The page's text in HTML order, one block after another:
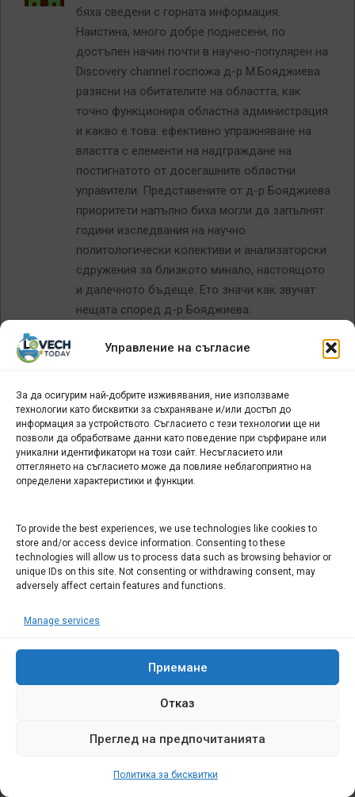
Управление на съгласие
За да осигурим най-добрите изживявания, ние използваме
технологии като бисквитки за съхраняване и/или достъп до
информация за устройството. Съгласието с тези технологии ще ни
позволи да обработваме данни като поведение при сърфиране или
уникални идентификатори на този сайт. Несъгласието или
оттеглянето на съгласието може да повлияе неблагоприятно на
определени характеристики и функции.
To provide the best experiences, we use technologies like cookies to
store and/or access device information. Consenting to these
technologies will allow us to process data such as browsing behavior or
unique IDs on this site. Not consenting or withdrawing consent, may
adversely affect certain features and functions.
Manage services
Приемане
Отказ
Преглед на предпочитанията
Политика за бисквитки
бяха сведени с горната информация.
Наистина, много добре поднесени, по
достъпен начин почти в научно-популярен на
Discovery channel госпожа д-р М.Бояджиева
разясни на обитателите на областта, как
точно функционира областна администрация
и какво е това: ефективно упражняване на
властта с елементи на надграждане на
постигнатото от досегашните областни
управители. Представените от д-р Бояджиева
приоритети напълно биха могли да запълнят
години изследвания на научно
политологически колективи и анализаторски
сдружения за близкото минало, настоящото
и далечното бъдеще. Ето значи как звучат
нещата според д-р Бояджиева:
областна администрация, от досегашните
приемствеността и ще надграждаме.”
Да ама Не!
Приемствеността и надграждането
предполагат искреност, а не заучени трикове
за избягване на отговорност от
администрация през последната година и
половина и чак тогава да се приема и
надгражда каквото и да е. Ето защо д-р
ревизирате работата на предшественика, а
незаконосъобразно извършено преди Вас.
ДАНЧО ЗАВЕРДЖИЕВ
ВЛЕЗТЕ, ЗА ДА ОТГОВОРИТЕ
ВАШИЯТ КОМЕНТАР
влезете , за да публикувате коментар.